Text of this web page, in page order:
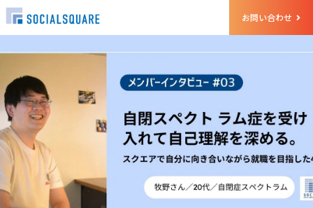
お問い合わせ